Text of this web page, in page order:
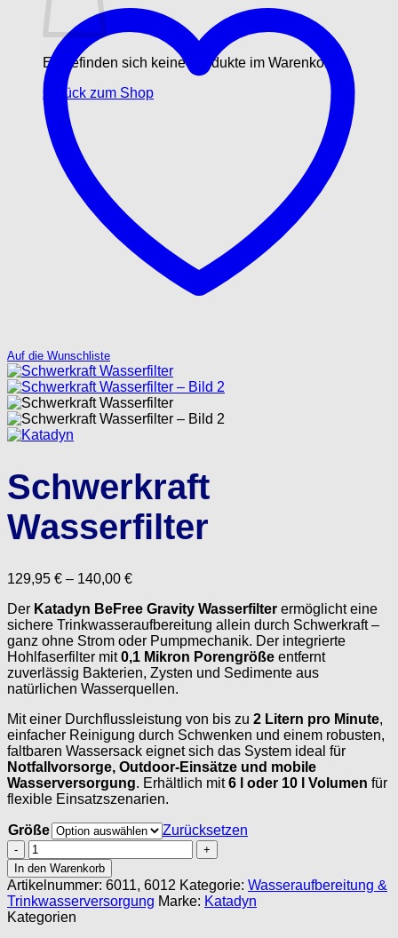
Es befinden sich keine Produkte im Warenkorb.
Zurück zum Shop
Auf die Wunschliste
Schwerkraft
Wasserfilter
129,95 € – 140,00 €
Der Katadyn BeFree Gravity Wasserfilter ermöglicht eine
sichere Trinkwasseraufbereitung allein durch Schwerkraft –
ganz ohne Strom oder Pumpmechanik. Der integrierte
Hohlfaserfilter mit0,1 Mikron Porengröße entfernt
zuverlässig Bakterien, Zysten und Sedimente aus
natürlichen Wasserquellen.
Mit einer Durchflussleistung von bis zu 2 Litern pro Minute,
einfacher Reinigung durch Schwenken und einem robusten,
faltbaren Wassersack eignet sich das System ideal für
Notfallvorsorge, Outdoor-Einsätze und mobile
Wasserversorgung. Erhältlich mit6 l oder 10 l Volumen für
flexible Einsatzszenarien.
Größe
Zurücksetzen
Schwerkraft
Wasserfilter
Menge
In den Warenkorb
Artikelnummer: 6011, 6012 Kategorie: Wasseraufbereitung &
Trinkwasserversorgung Marke: Katadyn
Kategorien